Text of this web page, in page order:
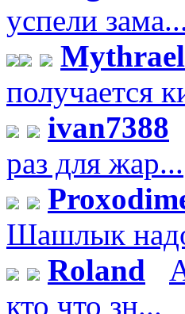
успели
Mythrael
получается
ivan7388
раз для жар...
Шашлык
Roland
кто что зн...